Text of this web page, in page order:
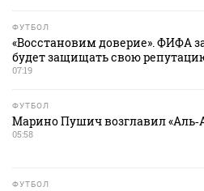
ФУТБОЛ
«Восстановим доверие». ФИФА
будет защищать свою
07:19
ФУТБОЛ
Марино Пушич возглавил
05:58
ФУТБОЛ